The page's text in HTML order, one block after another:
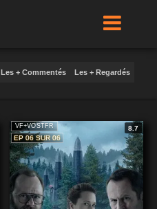
Les + Commentés Les + Regardés
VF+VOSTFR
8.7
EP 06 SUR 06